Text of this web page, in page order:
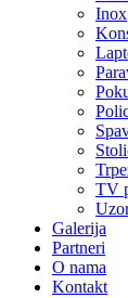
Inox
TV
Galerija
Partneri
O nama
Kontakt